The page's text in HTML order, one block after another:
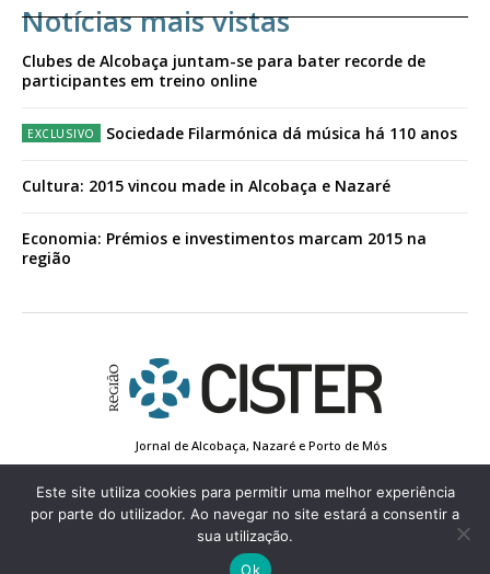
Notícias mais vistas
Clubes de Alcobaça juntam-se para bater recorde de
participantes em treino online
Sociedade Filarmónica dá música há 110 anos
Cultura: 2015 vincou made in Alcobaça e Nazaré
Economia: Prémios e investimentos marcam 2015 na
região
Jornal de Alcobaça, Nazaré e Porto de Mós
Conta de Registo
Edição Impressa
© 2022 Região de Cister - Todos os direitos reservados.
Este site utiliza cookies para permitir uma melhor experiência
por parte do utilizador. Ao navegar no site estará a consentir a
sua utilização.
Ok